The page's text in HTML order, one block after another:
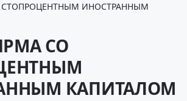
ИНОСТРАННЫМ
СО
КАПИТАЛОМ